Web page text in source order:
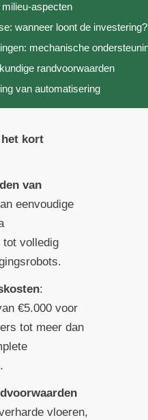
aspecten
wanneer loont de investering?
mechanische
randvoorwaarden
van automatisering
kort
van
eenvoudige
volledig
:
€5.000 voor
tot meer dan
vloeren,